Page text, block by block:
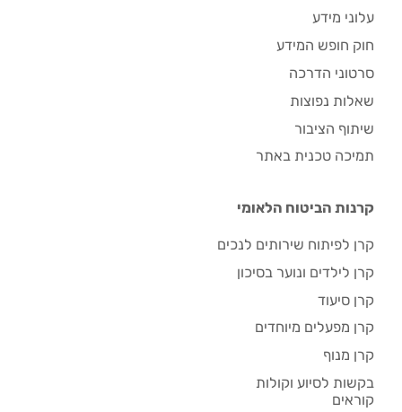
עלוני מידע
חוק חופש המידע
סרטוני הדרכה
שאלות נפוצות
שיתוף הציבור
תמיכה טכנית באתר
קרנות הביטוח הלאומי
קרן לפיתוח שירותים לנכים
קרן לילדים ונוער בסיכון
קרן סיעוד
קרן מפעלים מיוחדים
קרן מנוף
בקשות לסיוע וקולות
קוראים